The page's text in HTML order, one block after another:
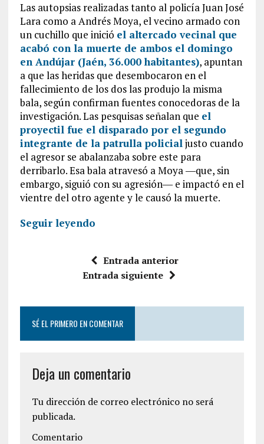
Las autopsias realizadas tanto al policía Juan José
Lara como a Andrés Moya, el vecino armado con
un cuchillo que inició el altercado vecinal que
acabó con la muerte de ambos el domingo
en Andújar (Jaén, 36.000 habitantes), apuntan
a que las heridas que desembocaron en el
fallecimiento de los dos las produjo la misma
bala, según confirman fuentes conocedoras de la
investigación. Las pesquisas señalan que el
proyectil fue el disparado por el segundo
integrante de la patrulla policialjusto cuando
el agresor se abalanzaba sobre este para
derribarlo. Esa bala atravesó a Moya ―que, sin
embargo, siguió con su agresión― e impactó en el
vientre del otro agente y le causó la muerte.
Seguir leyendo
Entrada anterior
Entrada siguiente
SÉ EL PRIMERO EN COMENTAR
Deja un comentario
Tu dirección de correo electrónico no será
publicada.
Comentario